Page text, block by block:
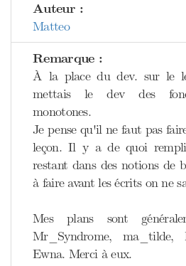
Auteur :
Matteo
Remarque :
À la place du dev. sur le
mettais le dev des
monotones.
Je pense qu'il ne faut pas
leçon. Il y a de quoi
restant dans des notions de
à faire avant les écrits on ne
Mes plans sont
Mr_Syndrome,
Ewna. Merci à eux.